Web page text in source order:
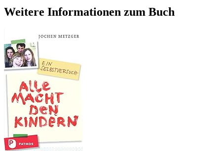
Weitere Informationen zum Buch